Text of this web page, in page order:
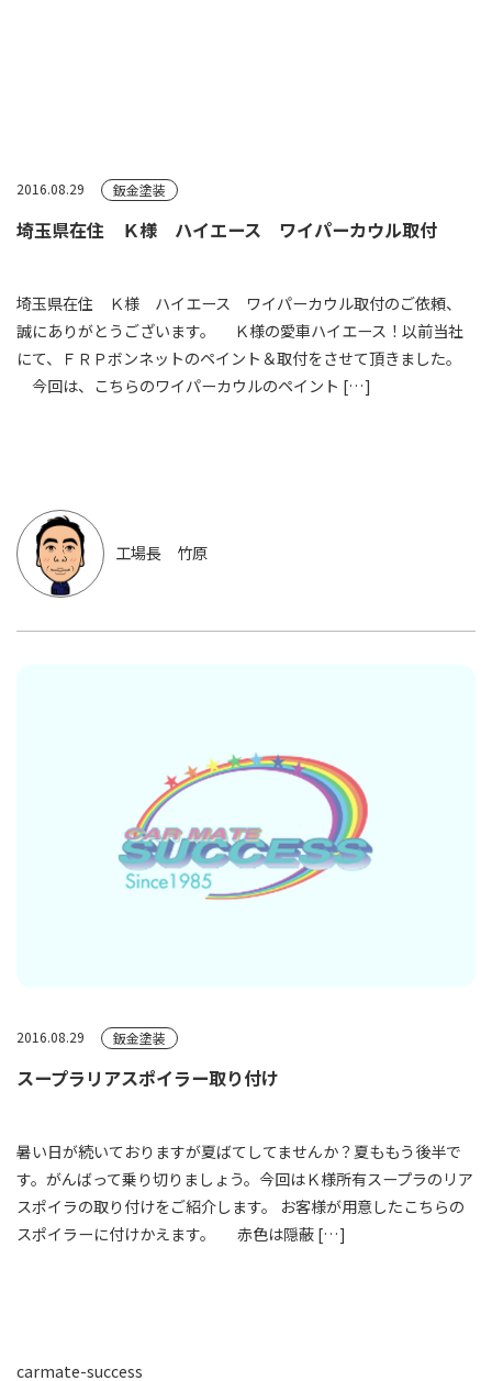
2016.08.29 鈑金塗装
埼玉県在住 Ｋ様 ハイエース ワイパーカウル取付
埼玉県在住 Ｋ様 ハイエース ワイパーカウル取付のご依頼、
誠にありがとうございます。 Ｋ様の愛車ハイエース！以前当社
にて、ＦＲＰボンネットのペイント＆取付をさせて頂きました。
今回は、こちらのワイパーカウルのペイント […]
工場長 竹原
2016.08.29 鈑金塗装
スープラリアスポイラー取り付け
暑い日が続いておりますが夏ばてしてませんか？夏ももう後半で
す。がんばって乗り切りましょう。今回はＫ様所有スープラのリア
スポイラの取り付けをご紹介します。 お客様が用意したこちらの
スポイラーに付けかえます。 赤色は隠蔽 […]
carmate-success